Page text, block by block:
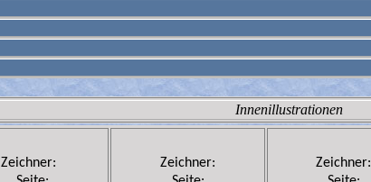
Innenillustrationen
Zeichner:
Zeichner:
Zeichner: